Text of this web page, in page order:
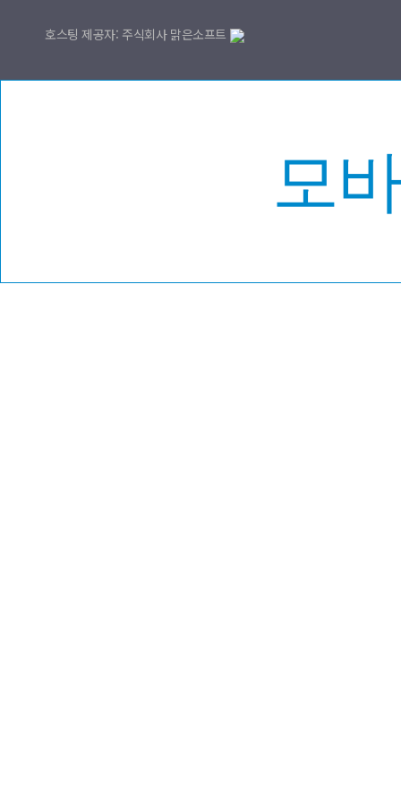
호스팅 제공자: 주식회사 맑은소프트
모